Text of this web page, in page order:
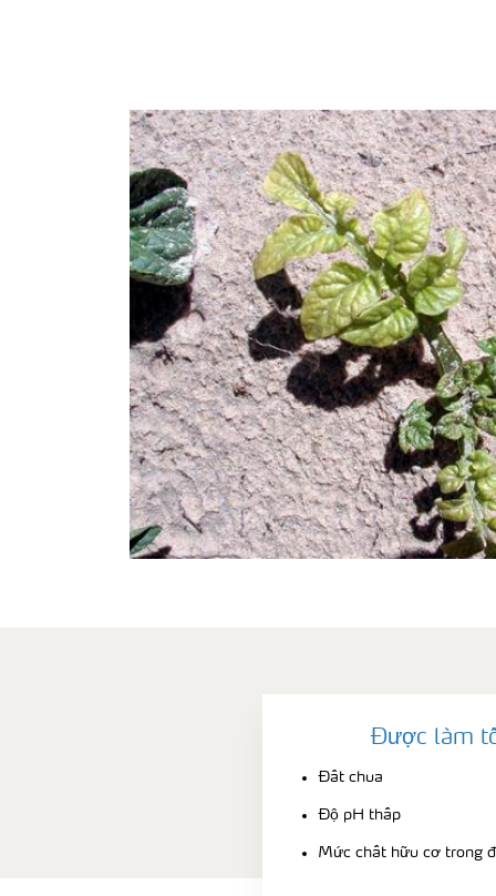
Được làm
Đất chua
Độ pH thấp
Mức chất hữu cơ trong